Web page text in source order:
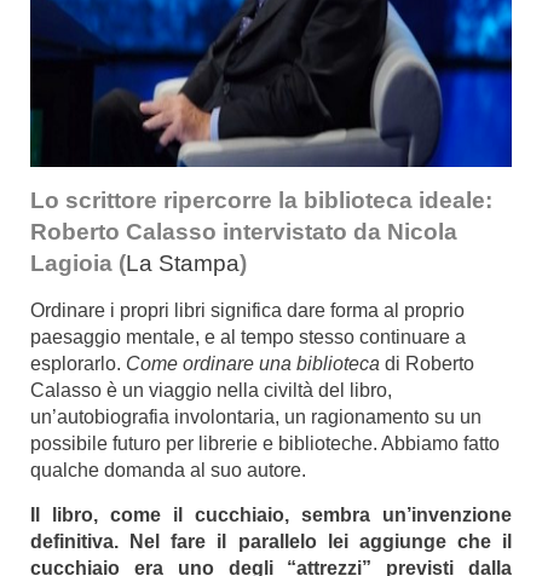
Lo scrittore ripercorre la biblioteca ideale:
Roberto Calasso intervistato da Nicola
Lagioia (La Stampa)
Ordinare i propri libri significa dare forma al proprio
paesaggio mentale, e al tempo stesso continuare a
esplorarlo. Come ordinare una biblioteca di Roberto
Calasso è un viaggio nella civiltà del libro,
un’autobiografia involontaria, un ragionamento su un
possibile futuro per librerie e biblioteche. Abbiamo fatto
qualche domanda al suo autore.
Il libro, come il cucchiaio, sembra un’invenzione
definitiva. Nel fare il parallelo lei aggiunge che il
cucchiaio era uno degli “attrezzi” previsti dalla